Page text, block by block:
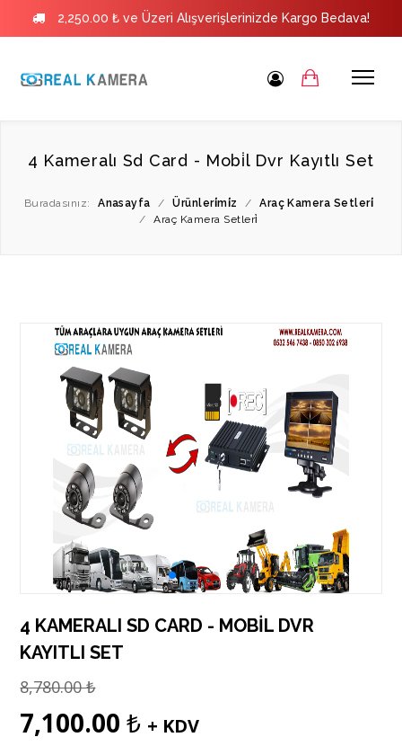
2,250.00 ₺ ve Üzeri Alışverişlerinizde Kargo Bedava!
4 Kameralı Sd Card - Mobi̇l Dvr Kayıtlı Set
Buradasınız: Anasayfa / Ürünleri̇mi̇z /
Araç Kamera Setleri̇
/
Araç Kamera Setleri̇
4 KAMERALI SD CARD - MOBİL DVR
KAYITLI SET
8,780.00₺
7,100.00₺ + KDV